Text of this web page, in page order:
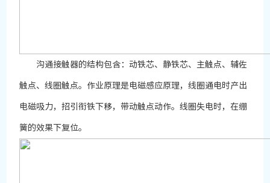
沟通接触器的结构包含：动铁芯、静铁芯、主触点、辅佐
触点、线圈触点。作业原理是电磁感应原理，线圈通电时产出
电磁吸力，招引衔铁下移，带动触点动作。线圈失电时，在绷
簧的效果下复位。